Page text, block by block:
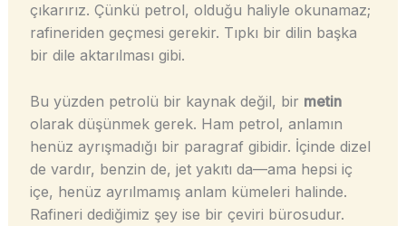
çıkarırız. Çünkü petrol, olduğu haliyle okunamaz;
rafineriden geçmesi gerekir. Tıpkı bir dilin başka
bir dile aktarılması gibi.
Bu yüzden petrolü bir kaynak değil, bir metin
olarak düşünmek gerek. Ham petrol, anlamın
henüz ayrışmadığı bir paragraf gibidir. İçinde dizel
de vardır, benzin de, jet yakıtı da—ama hepsi iç
içe, henüz ayrılmamış anlam kümeleri halinde.
Rafineri dediğimiz şey ise bir çeviri bürosudur.